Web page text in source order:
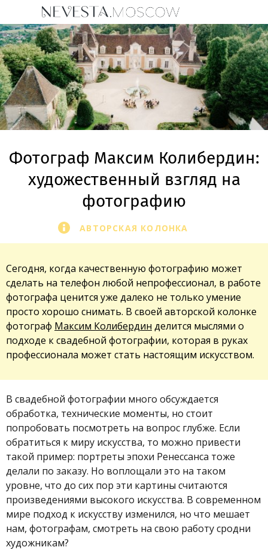
Фотограф Максим Колибердин:
художественный взгляд на
фотографию
АВТОРСКАЯ КОЛОНКА
Сегодня, когда качественную фотографию может
сделать на телефон любой непрофессионал, в работе
фотографа ценится уже далеко не только умение
просто хорошо снимать. В своей авторской колонке
фотограф Максим Колибердин делится мыслями о
подходе к свадебной фотографии, которая в руках
профессионала может стать настоящим искусством.
В свадебной фотографии много обсуждается
обработка, технические моменты, но стоит
попробовать посмотреть на вопрос глубже. Если
обратиться к миру искусства, то можно привести
такой пример: портреты эпохи Ренессанса тоже
делали по заказу. Но воплощали это на таком
уровне, что до сих пор эти картины считаются
произведениями высокого искусства. В современном
мире подход к искусству изменился, но что мешает
нам, фотографам, смотреть на свою работу сродни
художникам?